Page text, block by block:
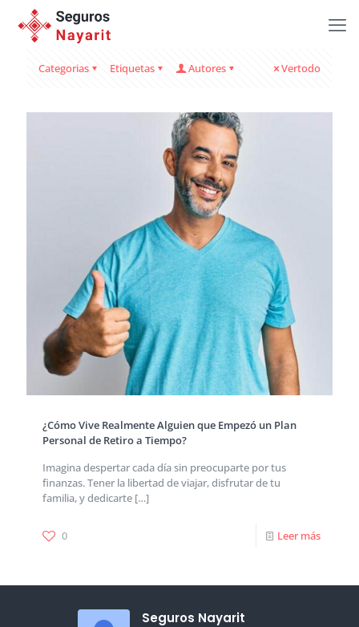
Categorias Etiquetas Autores Vertodo
¿Cómo Vive Realmente Alguien que Empezó un Plan
Personal de Retiro a Tiempo?
Imagina despertar cada día sin preocuparte por tus
finanzas. Tener la libertad de viajar, disfrutar de tu
familia, y dedicarte […]
0 Leer más
Seguros Nayarit